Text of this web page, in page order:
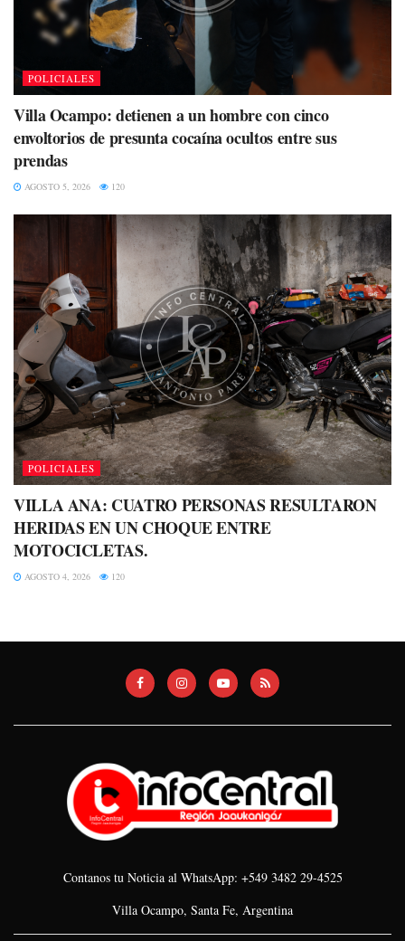
POLICIALES
Villa Ocampo: detienen a un hombre con cinco
envoltorios de presunta cocaína ocultos entre sus
prendas
AGOSTO 5, 2026 120
POLICIALES
VILLA ANA: CUATRO PERSONAS RESULTARON
HERIDAS EN UN CHOQUE ENTRE
MOTOCICLETAS.
AGOSTO 4, 2026 120
Contanos tu Noticia al WhatsApp: +549 3482 29-4525
Villa Ocampo, Santa Fe, Argentina